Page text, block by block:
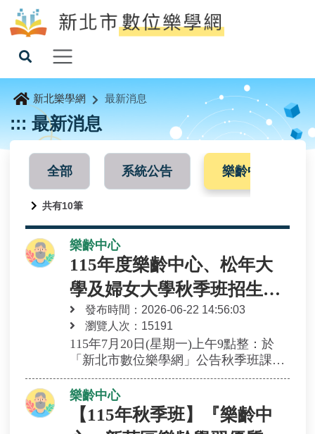
新北樂學網 最新消息
::: 最新消息
全部 系統公告 樂齡中心
共有10筆
樂齡中心
115年度樂齡中心、松年大
學及婦女大學秋季班招生作
業期程
發布時間：2026-06-22 14:56:03
瀏覽人次：15191
115年7月20日(星期一)上午9點整：於
「新北市數位樂學網」公告秋季班課程
115年8月3日(星期一)上午9點整至8月7
日(星期五)中午12點整：新北市數位樂
學網第一階段線上報名(請點選「課程資
訊」，於開放報名時間內，下方會有報
樂齡中心
【115年秋季班】『樂齡中